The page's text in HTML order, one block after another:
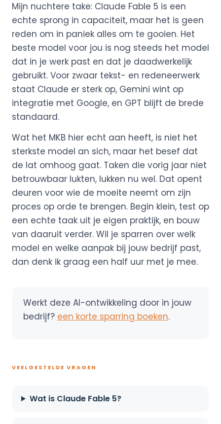
Mijn nuchtere take: Claude Fable 5 is een
echte sprong in capaciteit, maar het is geen
reden om in paniek alles om te gooien. Het
beste model voor jou is nog steeds het model
dat in je werk past en dat je daadwerkelijk
gebruikt. Voor zwaar tekst- en redeneerwerk
staat Claude er sterk op, Gemini wint op
integratie met Google, en GPT blijft de brede
standaard.
Wat het MKB hier echt aan heeft, is niet het
sterkste model an sich, maar het besef dat
de lat omhoog gaat. Taken die vorig jaar niet
betrouwbaar lukten, lukken nu wel. Dat opent
deuren voor wie de moeite neemt om zijn
proces op orde te brengen. Begin klein, test op
een echte taak uit je eigen praktijk, en bouw
van daaruit verder. Wil je sparren over welk
model en welke aanpak bij jouw bedrijf past,
dan denk ik graag een half uur met je mee.
Werkt deze AI-ontwikkeling door in jouw
bedrijf? een korte sparring boeken.
VEELGESTELDE VRAGEN
Wat is Claude Fable 5?